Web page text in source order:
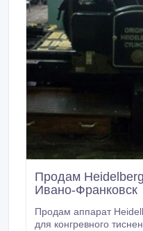
Продам
Ивано-Франковск
Продам аппарат Heidelberg
для конгревного тиснения, высечки и